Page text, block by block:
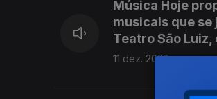
Música Hoje
musicais que
Teatro São Luiz,
11 dez. 2020